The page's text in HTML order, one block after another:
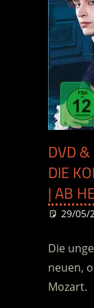
DVD
DIE
| AB
29/05/
Die
neuen,
Mozart.